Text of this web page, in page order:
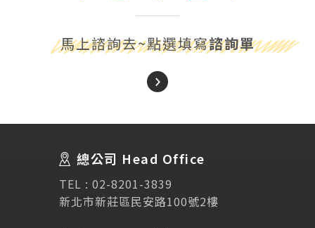
About Us 關於我們
講座活動
Testimonial 學生推薦
馬上諮詢去~點選填寫諮詢單
總公司 Head Office
TEL : 02-8201-3839
新北市新莊區民安路100號2樓